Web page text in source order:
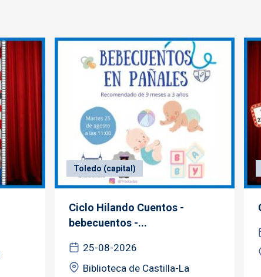
Toledo (capital)
Ciclo Hilando Cuentos -
bebecuentos -...
25-08-2026
Biblioteca de Castilla-La